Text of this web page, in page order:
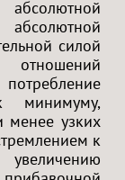
силой
отношений
минимуму,
узких
к